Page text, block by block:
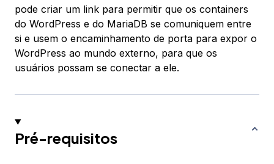
pode criar um link para permitir que os containers
do WordPress e do MariaDB se comuniquem entre
si e usem o encaminhamento de porta para expor o
WordPress ao mundo externo, para que os
usuários possam se conectar a ele.
Pré-requisitos